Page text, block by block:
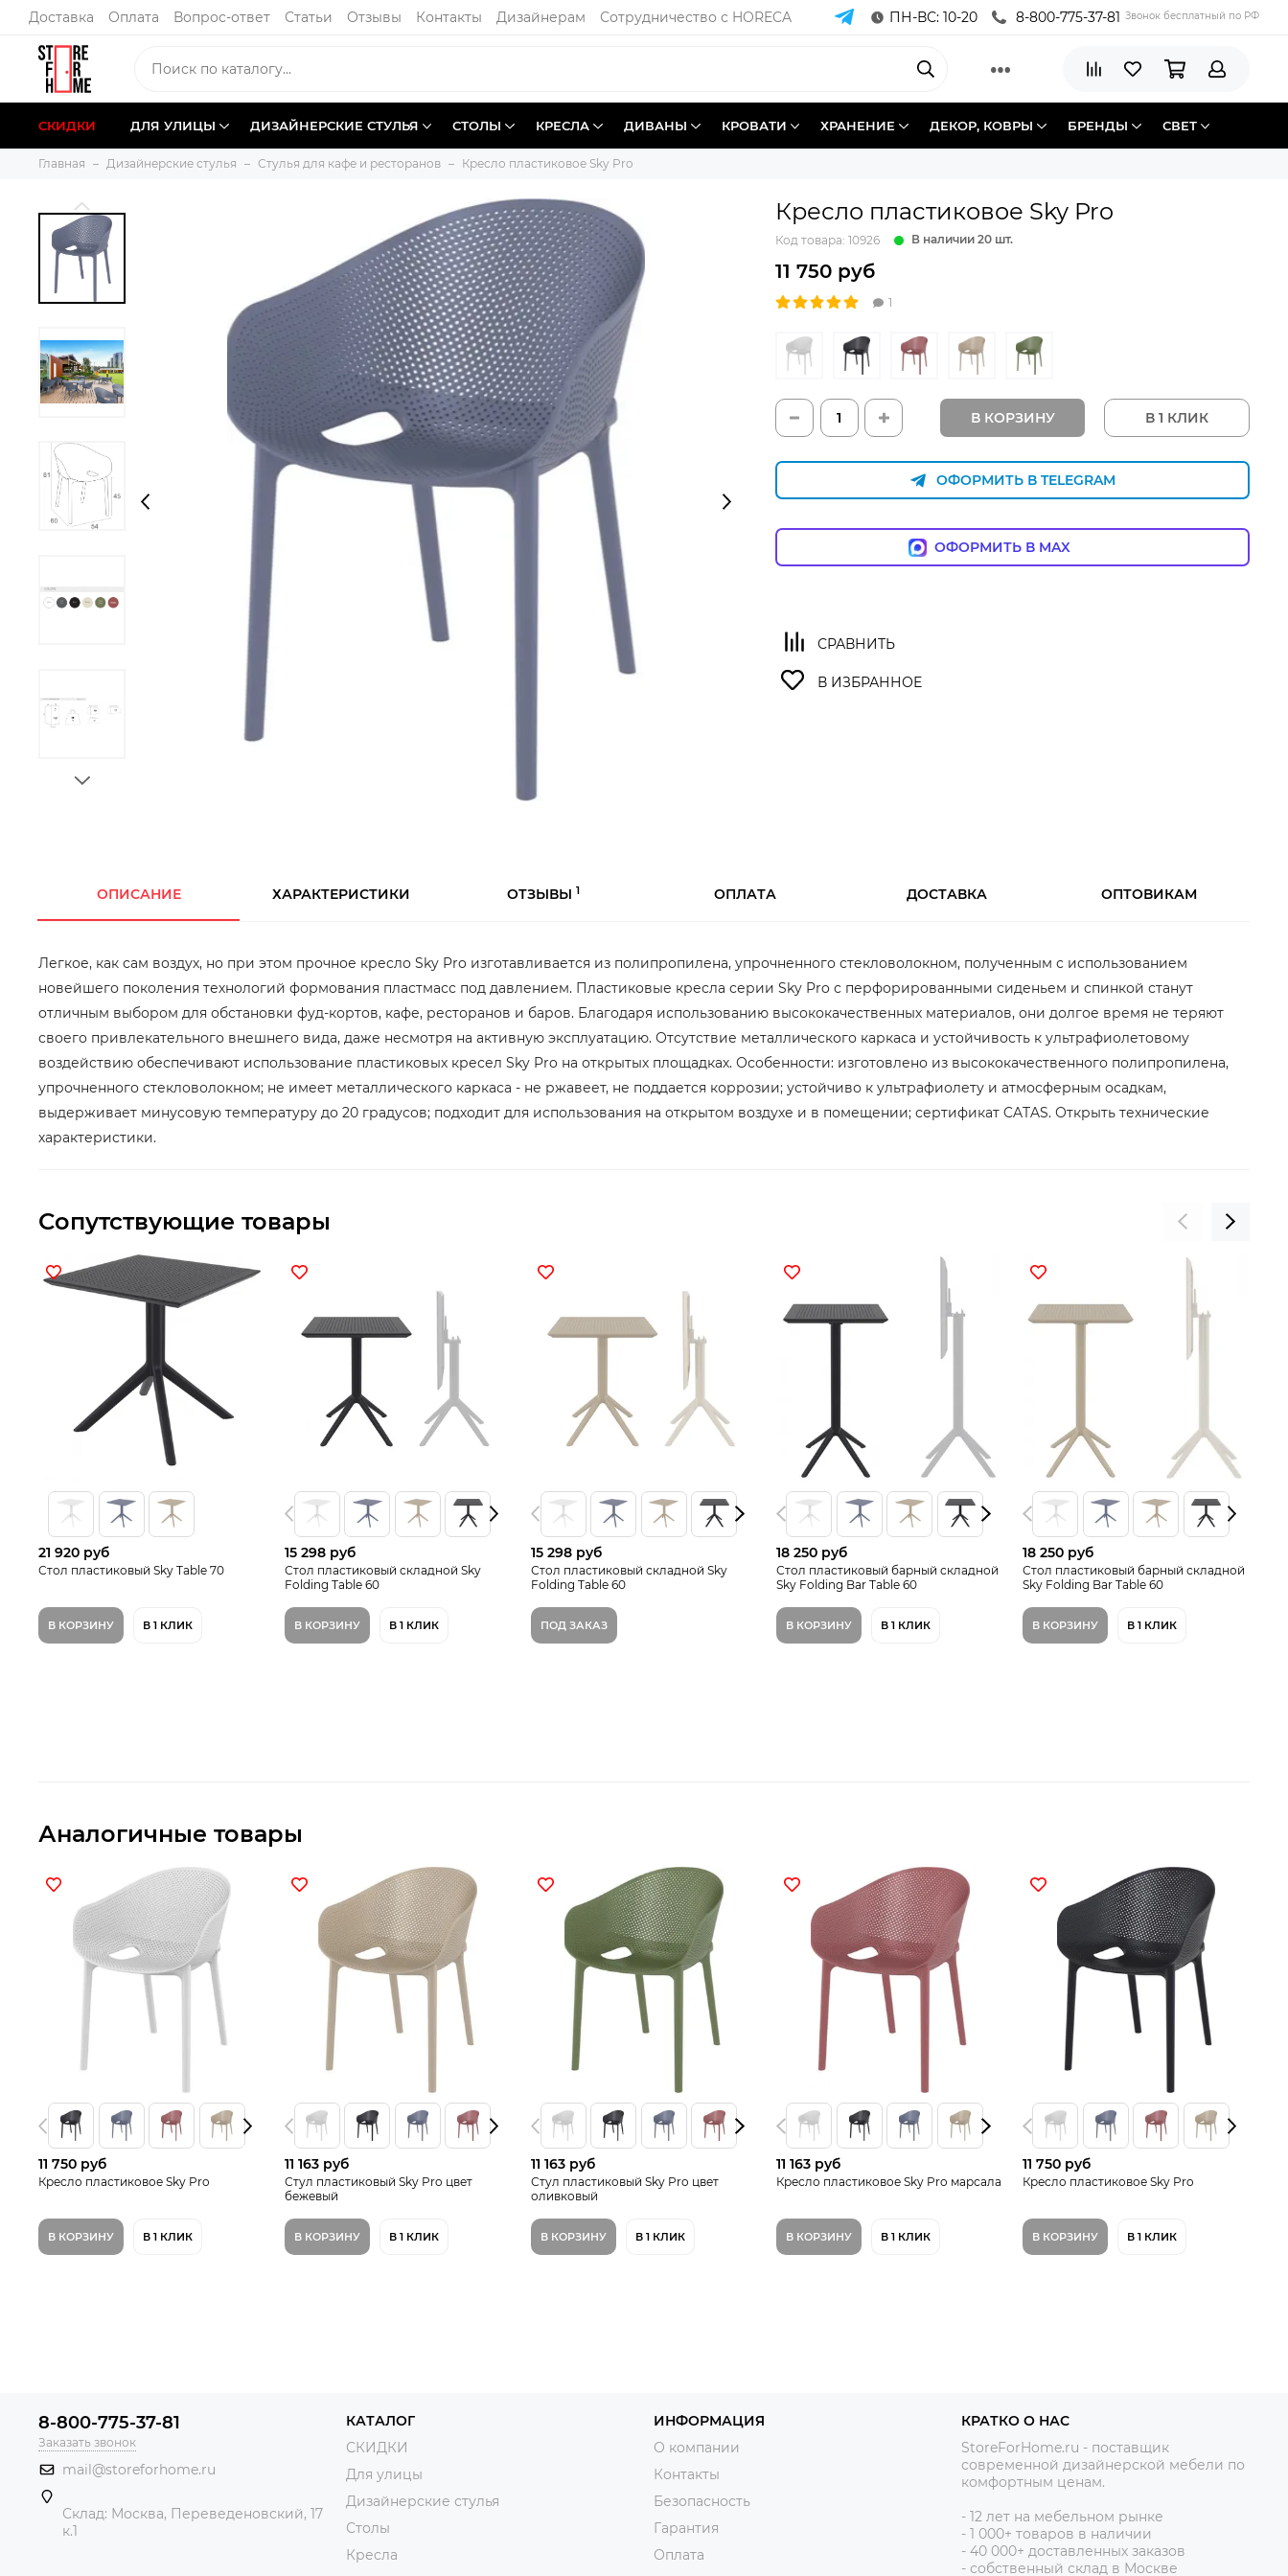
Доставка Оплата Вопрос-ответ Статьи Отзывы Контакты Дизайнерам Сотрудничество с HORECA ПН-ВС: 10-20 8-800-775-37-81 Звонок бесплатный по РФ
СКИДКИ ДЛЯ УЛИЦЫ ДИЗАЙНЕРСКИЕ СТУЛЬЯ СТОЛЫ КРЕСЛА ДИВАНЫ КРОВАТИ ХРАНЕНИЕ ДЕКОР, КОВРЫ БРЕНДЫ СВЕТ
Главная Дизайнерские стулья Стулья для кафе и ресторанов Кресло пластиковое Sky Pro
Кресло пластиковое Sky Pro
Код товара: 10926 В наличии 20 шт.
11 750 руб
1
В КОРЗИНУ В 1 КЛИК
ОФОРМИТЬ В TELEGRAM
ОФОРМИТЬ В MAX
ОПИСАНИЕ ХАРАКТЕРИСТИКИ ОТЗЫВЫ 1 ОПЛАТА ДОСТАВКА ОПТОВИКАМ
Легкое, как сам воздух, но при этом прочное кресло Sky Pro изготавливается из полипропилена, упрочненного стекловолокном, полученным с использованием
новейшего поколения технологий формования пластмасс под давлением. Пластиковые кресла серии Sky Pro с перфорированными сиденьем и спинкой станут
отличным выбором для обстановки фуд-кортов, кафе, ресторанов и баров. Благодаря использованию высококачественных материалов, они долгое время не теряют
своего привлекательного внешнего вида, даже несмотря на активную эксплуатацию. Отсутствие металлического каркаса и устойчивость к ультрафиолетовому
воздействию обеспечивают использование пластиковых кресел Sky Pro на открытых площадках. Особенности: изготовлено из высококачественного полипропилена,
упрочненного стекловолокном; не имеет металлического каркаса - не ржавеет, не поддается коррозии; устойчиво к ультрафиолету и атмосферным осадкам,
выдерживает минусовую температуру до 20 градусов; подходит для использования на открытом воздухе и в помещении; сертификат CATAS. Открыть технические
характеристики.
Сопутствующие товары
21 920 руб
Стол пластиковый Sky Table 70
В КОРЗИНУ В 1 КЛИК
15 298 руб
Стол пластиковый складной Sky
Folding Table 60
В КОРЗИНУ В 1 КЛИК
15 298 руб
Стол пластиковый складной Sky
Folding Table 60
ПОД ЗАКАЗ
18 250 руб
Стол пластиковый барный складной
Sky Folding Bar Table 60
В КОРЗИНУ В 1 КЛИК
18 250 руб
Стол пластиковый барный складной
Sky Folding Bar Table 60
В КОРЗИНУ В 1 КЛИК
Аналогичные товары
11 750 руб
Кресло пластиковое Sky Pro
В КОРЗИНУ В 1 КЛИК
11 163 руб
Стул пластиковый Sky Pro цвет
бежевый
В КОРЗИНУ В 1 КЛИК
11 163 руб
Стул пластиковый Sky Pro цвет
оливковый
В КОРЗИНУ В 1 КЛИК
11 163 руб
Кресло пластиковое Sky Pro марсала
В КОРЗИНУ В 1 КЛИК
11 750 руб
Кресло пластиковое Sky Pro
В КОРЗИНУ В 1 КЛИК
8-800-775-37-81
Заказать звонок
mail@storeforhome.ru
Склад: Москва, Переведеновский, 17
к.1
КАТАЛОГ
СКИДКИ
Для улицы
Дизайнерские стулья
Столы
Кресла
ИНФОРМАЦИЯ
О компании
Контакты
Безопасность
Гарантия
Оплата
КРАТКО О НАС
StoreForHome.ru - поставщик
современной дизайнерской мебели по
комфортным ценам.
- 12 лет на мебельном рынке
- 1 000+ товаров в наличии
- 40 000+ доставленных заказов
- собственный склад в Москве